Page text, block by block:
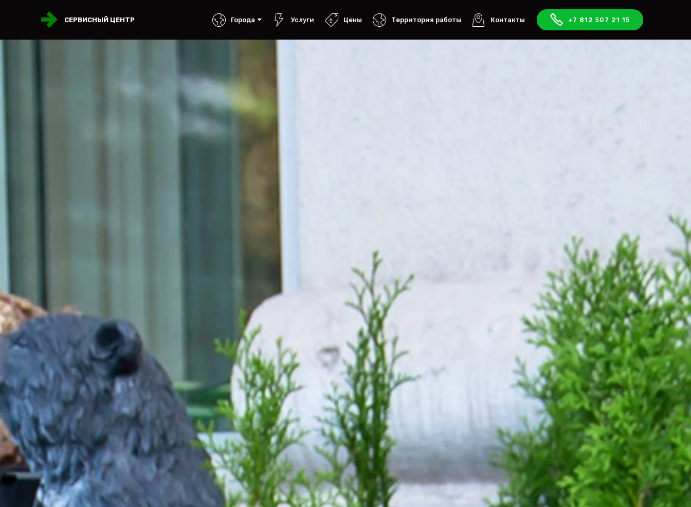
СЕРВИСНЫЙ ЦЕНТР Города Услуги Цены Территория работы Контакты +7 812 507 21 15